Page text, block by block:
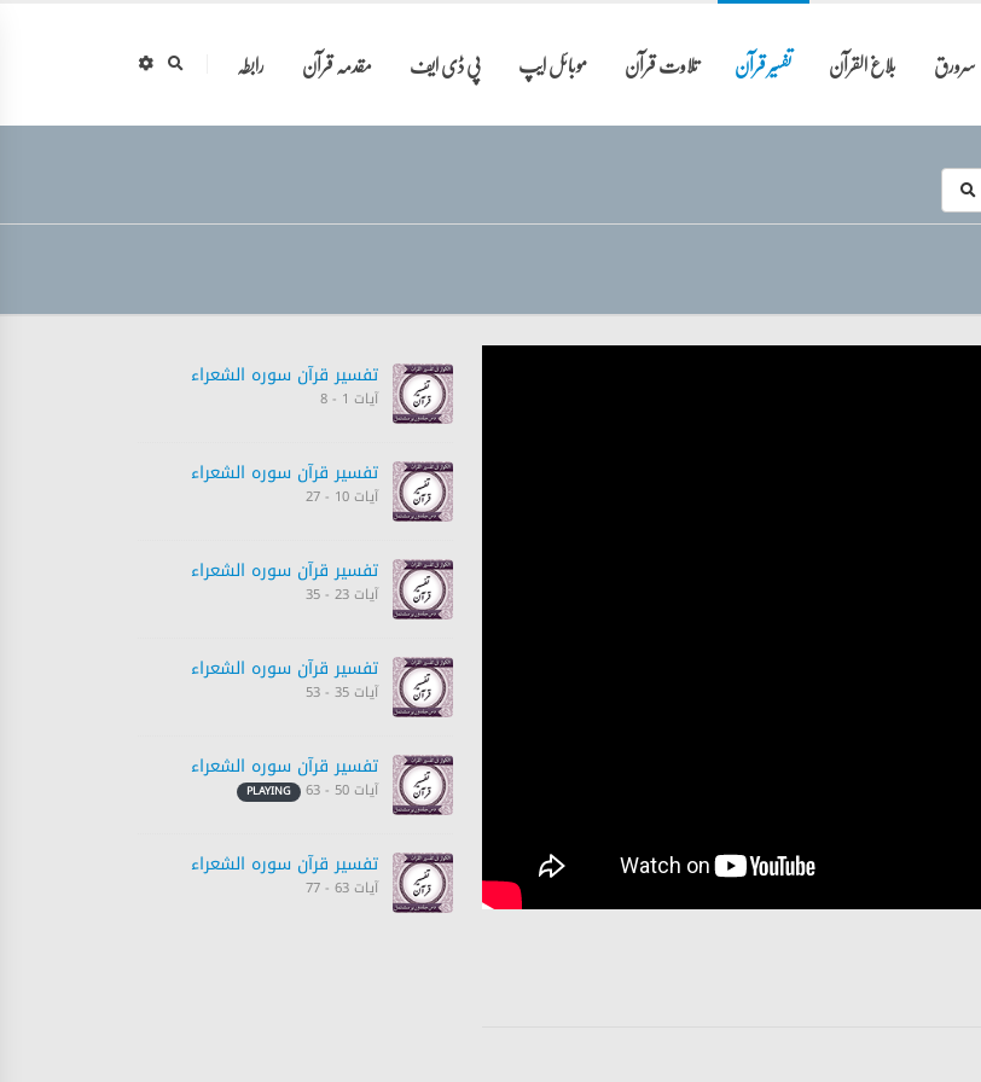
سرورق بلاغ القرآن تفسیر قرآن تلاوت قرآن موبائل ایپ پی ڈی ایف مقدمہ قرآن
رابطہ
تفسیر قرآن سورہ ‎الشعراء
آیات 1 - 8
تفسیر قرآن سورہ ‎الشعراء
آیات 10 - 27
تفسیر قرآن سورہ ‎الشعراء
آیات 23 - 35
تفسیر قرآن سورہ ‎الشعراء
آیات 35 - 53
تفسیر قرآن سورہ ‎الشعراء
آیات 50 - 63 PLAYING
تفسیر قرآن سورہ ‎الشعراء
آیات 63 - 77